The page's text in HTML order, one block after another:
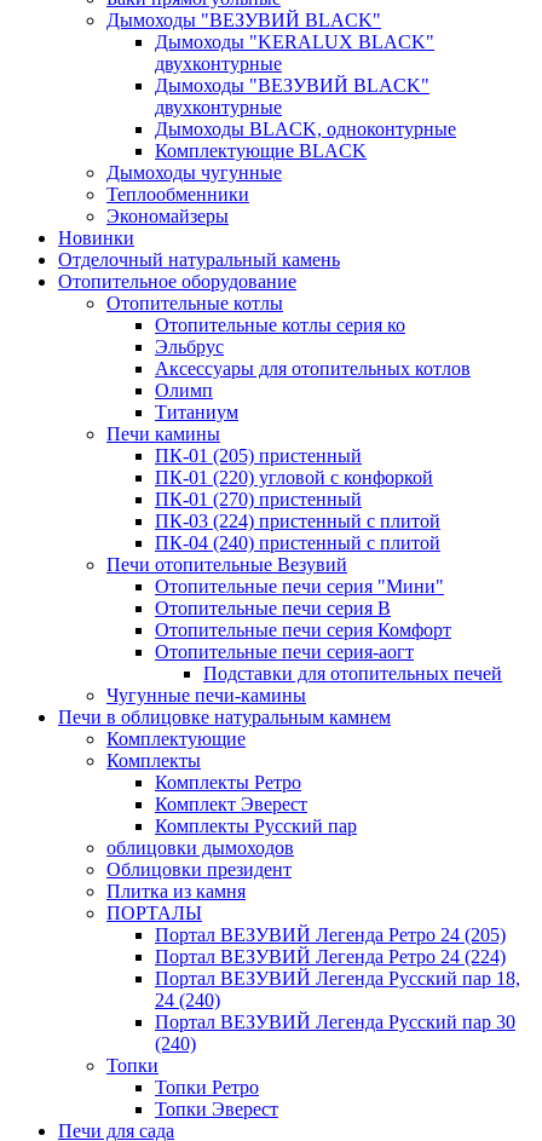
Дымоходы "ВЕЗУВИЙ BLACK"
Дымоходы "KERALUX BLACK"
двухконтурные
Дымоходы "ВЕЗУВИЙ BLACK"
двухконтурные
Дымоходы BLACK, одноконтурные
Комплектующие BLACK
Дымоходы чугунные
Теплообменники
Экономайзеры
Новинки
Отделочный натуральный камень
Отопительное оборудование
Отопительные котлы
Отопительные котлы серия ко
Эльбрус
Аксессуары для отопительных котлов
Олимп
Титаниум
Печи камины
ПК-01 (205) пристенный
ПК-01 (220) угловой с конфоркой
ПК-01 (270) пристенный
ПК-03 (224) пристенный с плитой
ПК-04 (240) пристенный с плитой
Печи отопительные Везувий
Отопительные печи серия "Мини"
Отопительные печи серия В
Отопительные печи серия Комфорт
Отопительные печи серия-аогт
Подставки для отопительных печей
Чугунные печи-камины
Печи в облицовке натуральным камнем
Комплектующие
Комплекты
Комплекты Ретро
Комплект Эверест
Комплекты Русский пар
облицовки дымоходов
Облицовки президент
Плитка из камня
ПОРТАЛЫ
Портал ВЕЗУВИЙ Легенда Ретро 24 (205)
Портал ВЕЗУВИЙ Легенда Ретро 24 (224)
Портал ВЕЗУВИЙ Легенда Русский пар 18,
24 (240)
Портал ВЕЗУВИЙ Легенда Русский пар 30
(240)
Топки
Топки Ретро
Топки Эверест
Печи для сада